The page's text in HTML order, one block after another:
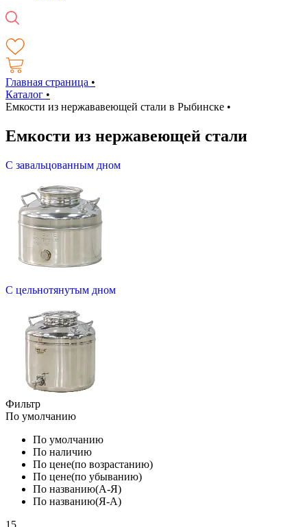
Главная страница •
Каталог •
Емкости из нержававеющей стали в Рыбинске •
Емкости из нержавеющей стали
С завальцованным дном
С цельнотянутым дном
Фильтр
По умолчанию
По умолчанию
По наличию
По цене(по возрастанию)
По цене(по убыванию)
По названию(А-Я)
По названию(Я-А)
15